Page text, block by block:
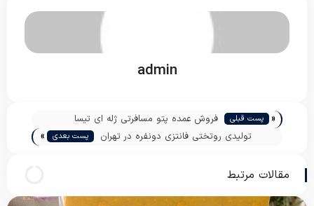
admin
« پست قبلی
فروش عمده پتو مسافرتی ژله ای تیسا
تولیدی روتختی فانتزی دونفره در تهران
پست بعدی »
مقالات مرتبط